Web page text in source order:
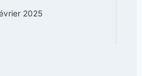
2025